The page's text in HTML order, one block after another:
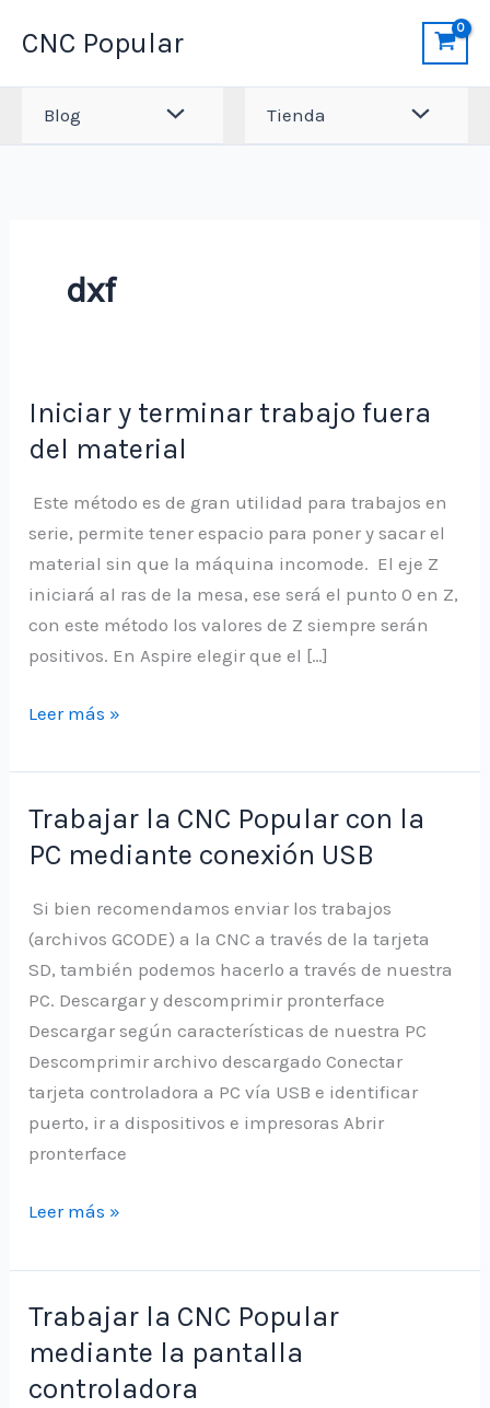
CNC Popular
Blog Tienda
dxf
Iniciar y terminar trabajo fuera
del material
Este método es de gran utilidad para trabajos en
serie, permite tener espacio para poner y sacar el
material sin que la máquina incomode. El eje Z
iniciará al ras de la mesa, ese será el punto 0 en Z,
con este método los valores de Z siempre serán
positivos. En Aspire elegir que el […]
Iniciar
terminar
trabajo
fuera
del
Leer más »
Trabajar la CNC Popular con la
PC mediante conexión USB
Si bien recomendamos enviar los trabajos
(archivos GCODE) a la CNC a través de la tarjeta
SD, también podemos hacerlo a través de nuestra
PC. Descargar y descomprimir pronterface
Descargar según características de nuestra PC
Descomprimir archivo descargado Conectar
tarjeta controladora a PC vía USB e identificar
puerto, ir a dispositivos e impresoras Abrir
pronterface
Trabajar
CNC
Popular
con
la
PC
Leer más »
Trabajar la CNC Popular
mediante la pantalla
controladora